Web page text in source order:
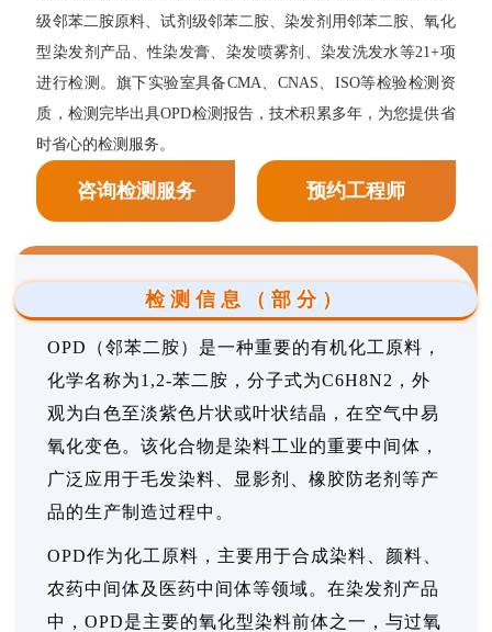
级邻苯二胺原料、试剂级邻苯二胺、染发剂用邻苯二胺、氧化
型染发剂产品、性染发膏、染发喷雾剂、染发洗发水等21+项
进行检测。旗下实验室具备CMA、CNAS、ISO等检验检测资
质，检测完毕出具OPD检测报告，技术积累多年，为您提供省
时省心的检测服务。
咨询检测服务 预约工程师
检测信息（部分）
OPD（邻苯二胺）是一种重要的有机化工原料，
化学名称为1,2-苯二胺，分子式为C6H8N2，外
观为白色至淡紫色片状或叶状结晶，在空气中易
氧化变色。该化合物是染料工业的重要中间体，
广泛应用于毛发染料、显影剂、橡胶防老剂等产
品的生产制造过程中。
OPD作为化工原料，主要用于合成染料、颜料、
农药中间体及医药中间体等领域。在染发剂产品
中，OPD是主要的氧化型染料前体之一，与过氧